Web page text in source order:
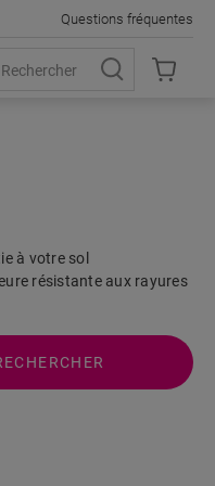
Questions fréquentes
à votre sol
résistante aux rayures